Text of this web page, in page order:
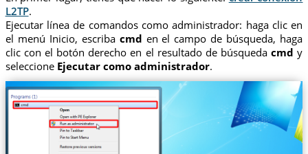
L2TP.
Ejecutar línea de comandos como administrador: haga clic en
el menú Inicio, escriba cmd en el campo de búsqueda, haga
clic con el botón derecho en el resultado de búsquedacmd y
seleccione Ejecutar como administrador.